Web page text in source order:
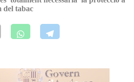
del tabac